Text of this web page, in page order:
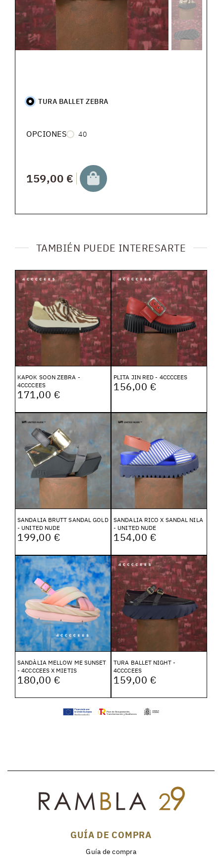
TURA BALLET ZEBRA
OPCIONES 40
159,00 €
TAMBIÉN PUEDE INTERESARTE
KAPOK SOON ZEBRA -
4CCCCEES
171,00 €
PLITA JIN RED - 4CCCCEES
156,00 €
SANDALIA BRUTT SANDAL GOLD
- UNITED NUDE
199,00 €
SANDALIA RICO X SANDAL NILA
- UNITED NUDE
154,00 €
SANDÀLIA MELLOW ME SUNSET
- 4CCCCEES X MIETIS
180,00 €
TURA BALLET NIGHT -
4CCCCEES
159,00 €
GUÍA DE COMPRA
Guía de compra